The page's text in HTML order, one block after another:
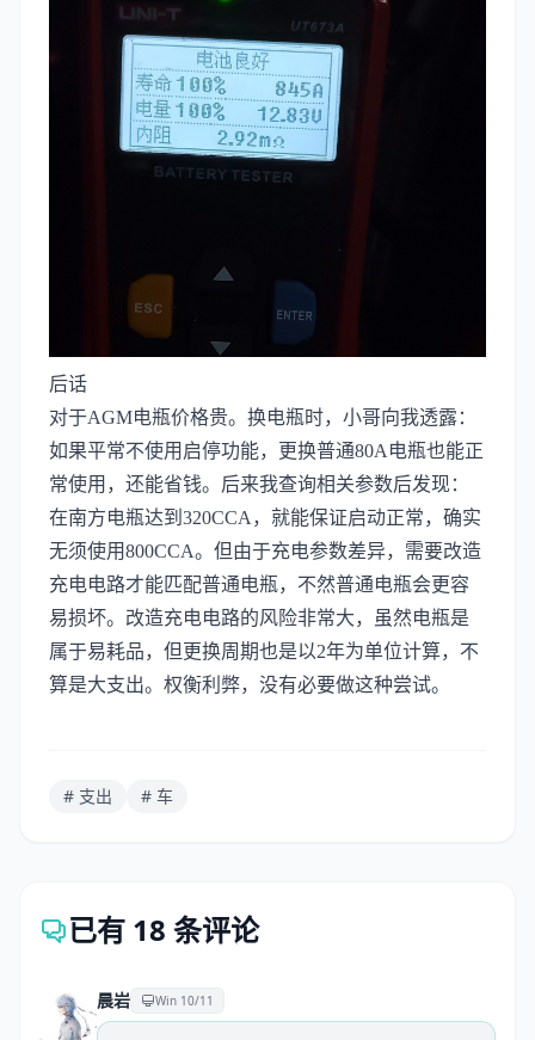
后话
对于AGM电瓶价格贵。换电瓶时，小哥向我透露：
如果平常不使用启停功能，更换普通80A电瓶也能正
常使用，还能省钱。后来我查询相关参数后发现：
在南方电瓶达到320CCA，就能保证启动正常，确实
无须使用800CCA。但由于充电参数差异，需要改造
充电电路才能匹配普通电瓶，不然普通电瓶会更容
易损坏。改造充电电路的风险非常大，虽然电瓶是
属于易耗品，但更换周期也是以2年为单位计算，不
算是大支出。权衡利弊，没有必要做这种尝试。
# 支出 # 车
已有 18 条评论
晨岩 Win 10/11